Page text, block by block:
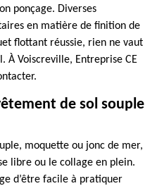
ponçage. Diverses
en matière de finition de
flottant réussie, rien ne vaut
À Voiscreville, Entreprise CE
de sol souple
moquette ou jonc de mer,
libre ou le collage en plein.
d’être facile à pratiquer